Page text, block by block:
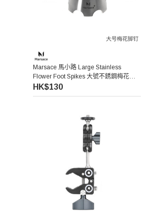
Marsace 馬小路 Large Stainless
Flower Foot Spikes 大號不銹鋼梅花腳
釘（三件裝）
HK$130